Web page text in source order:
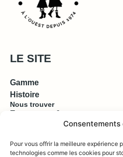
Consentements
Pour vous offrir la meilleure expérience
technologies comme les cookies pour
LE SITE
Gamme
Histoire
Nous trouver
Espace pro & presse
EN SAVOIR PLUS